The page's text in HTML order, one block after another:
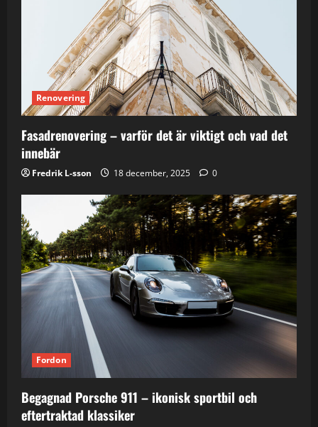
Renovering
Fasadrenovering – varför det är viktigt och vad det
innebär
Fredrik L-sson 18 december, 2025 0
Fordon
Begagnad Porsche 911 – ikonisk sportbil och
eftertraktad klassiker